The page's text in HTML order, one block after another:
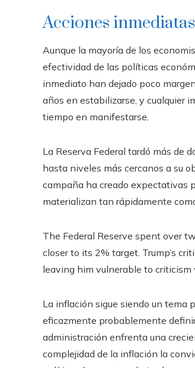
Acciones
Aunque la mayoría de los
efectividad de las políticas
inmediato han dejado poco
años en estabilizarse, y cualquier
tiempo en manifestarse.
La Reserva Federal tardó más de
hasta niveles más cercanos a su
campaña ha creado expectativas
materializan tan rápidamente
The Federal Reserve spent over
closer to its 2% target. Trump’s
leaving him vulnerable to
La inflación sigue siendo un tema
eficazmente probablemente
administración enfrenta una
complejidad de la inflación la